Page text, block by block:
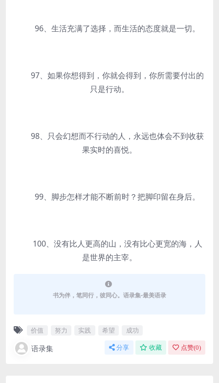
96、生活充满了选择，而生活的态度就是一切。
97、如果你想得到，你就会得到，你所需要付出的
只是行动。
98、只会幻想而不行动的人，永远也体会不到收获
果实时的喜悦。
99、脚步怎样才能不断前时？把脚印留在身后。
100、没有比人更高的山，没有比心更宽的海，人
是世界的主宰。
书为伴，笔同行，彼同心。语录集-最美语录
价值 努力 实践 希望 成功
语录集 分享 收藏 点赞(0)